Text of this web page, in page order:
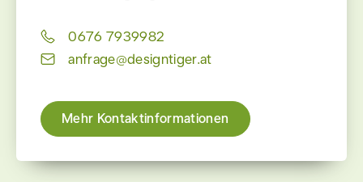
0676 7939982
anfrage@designtiger.at
Mehr Kontaktinformationen